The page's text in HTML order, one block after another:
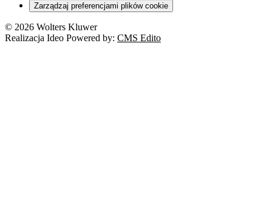
Zarządzaj preferencjami plików cookie
© 2026 Wolters Kluwer
Realizacja Ideo Powered by: CMS Edito